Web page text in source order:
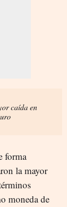
caída en
forma
la mayor
moneda de